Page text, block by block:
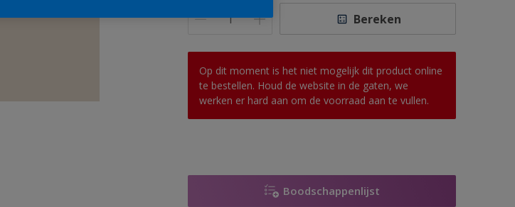
Bereken
Op dit moment is het niet mogelijk dit product online
te bestellen. Houd de website in de gaten, we
werken er hard aan om de voorraad aan te vullen.
Boodschappenlijst